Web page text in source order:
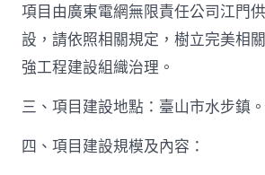
項目由廣東電網無限責任公司江門
設，請依照相關規定，樹立完美相
強工程建設組織治理。
三、項目建設地點：臺山市水步鎮。
四、項目建設規模及內容：